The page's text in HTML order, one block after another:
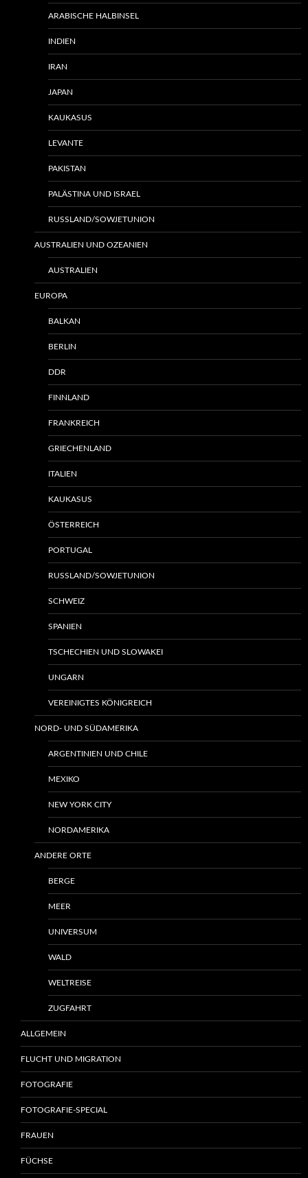
ARABISCHE HALBINSEL
INDIEN
IRAN
JAPAN
KAUKASUS
LEVANTE
PAKISTAN
PALÄSTINA UND ISRAEL
RUSSLAND/SOWJETUNION
AUSTRALIEN UND OZEANIEN
AUSTRALIEN
EUROPA
BALKAN
BERLIN
DDR
FINNLAND
FRANKREICH
GRIECHENLAND
ITALIEN
KAUKASUS
ÖSTERREICH
PORTUGAL
RUSSLAND/SOWJETUNION
SCHWEIZ
SPANIEN
TSCHECHIEN UND SLOWAKEI
UNGARN
VEREINIGTES KÖNIGREICH
NORD- UND SÜDAMERIKA
ARGENTINIEN UND CHILE
MEXIKO
NEW YORK CITY
NORDAMERIKA
ANDERE ORTE
BERGE
MEER
UNIVERSUM
WALD
WELTREISE
ZUGFAHRT
ALLGEMEIN
FLUCHT UND MIGRATION
FOTOGRAFIE
FOTOGRAFIE-SPECIAL
FRAUEN
FÜCHSE